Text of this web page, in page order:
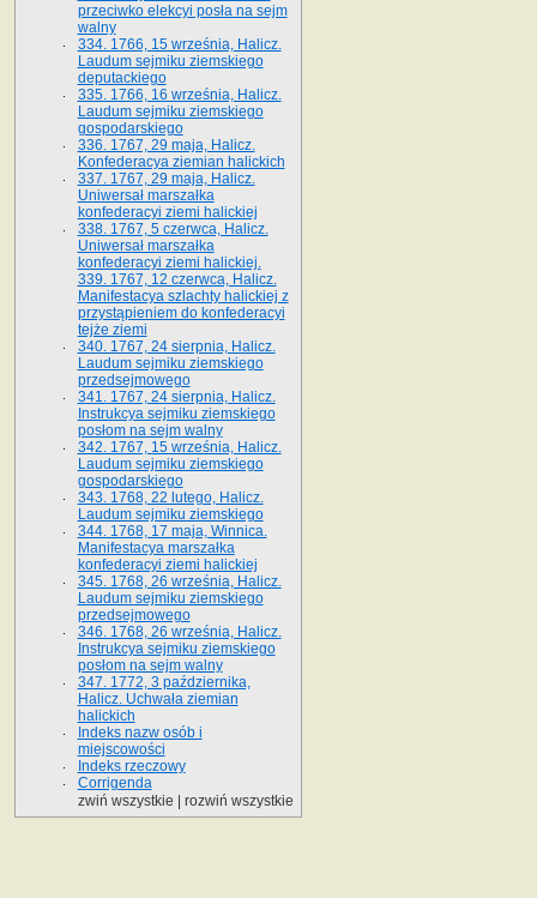
przeciwko elekcyi posła na sejm
walny
334. 1766, 15 września, Halicz.
Laudum sejmiku ziemskiego
deputackiego
335. 1766, 16 września, Halicz.
Laudum sejmiku ziemskiego
gospodarskiego
336. 1767, 29 maja, Halicz.
Konfederacya ziemian halickich
337. 1767, 29 maja, Halicz.
Uniwersał marszałka
konfederacyi ziemi halickiej
338. 1767, 5 czerwca, Halicz.
Uniwersał marszałka
konfederacyi ziemi halickiej.
339. 1767, 12 czerwca, Halicz.
Manifestacya szlachty halickiej z
przystąpieniem do konfederacyi
tejże ziemi
340. 1767, 24 sierpnia, Halicz.
Laudum sejmiku ziemskiego
przedsejmowego
341. 1767, 24 sierpnia, Halicz.
Instrukcya sejmiku ziemskiego
posłom na sejm walny
342. 1767, 15 września, Halicz.
Laudum sejmiku ziemskiego
gospodarskiego
343. 1768, 22 lutego, Halicz.
Laudum sejmiku ziemskiego
344. 1768, 17 maja, Winnica.
Manifestacya marszałka
konfederacyi ziemi halickiej
345. 1768, 26 września, Halicz.
Laudum sejmiku ziemskiego
przedsejmowego
346. 1768, 26 września, Halicz.
Instrukcya sejmiku ziemskiego
posłom na sejm walny
347. 1772, 3 października,
Halicz. Uchwała ziemian
halickich
Indeks nazw osób i
miejscowości
Indeks rzeczowy
Corrigenda
zwiń wszystkie
rozwiń wszystkie